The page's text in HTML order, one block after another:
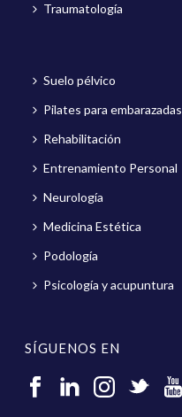
Traumatología
Suelo pélvico
Pilates para embarazadas
Rehabilitación
Entrenamiento Personal
Neurología
Medicina Estética
Podología
Psicología y acupuntura
SÍGUENOS EN